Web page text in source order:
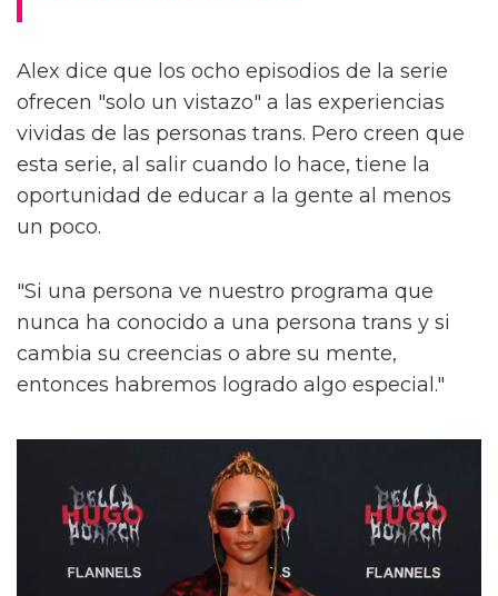
Alex dice que los ocho episodios de la serie
ofrecen "solo un vistazo" a las experiencias
vividas de las personas trans. Pero creen que
esta serie, al salir cuando lo hace, tiene la
oportunidad de educar a la gente al menos
un poco.
"Si una persona ve nuestro programa que
nunca ha conocido a una persona trans y si
cambia su creencias o abre su mente,
entonces habremos logrado algo especial."